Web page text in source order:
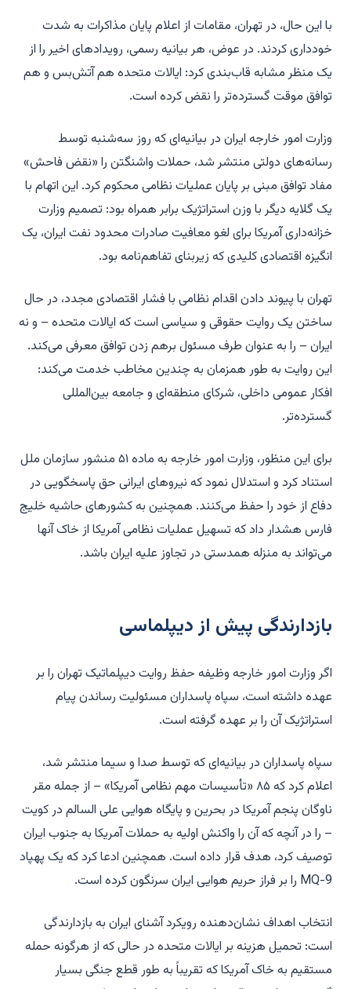
با این حال، در تهران، مقامات از اعلام پایان مذاکرات به شدت
خودداری کردند. در عوض، هر بیانیه رسمی، رویدادهای اخیر را از
یک منظر مشابه قاب‌بندی کرد: ایالات متحده هم آتش‌بس و هم
توافق موقت گسترده‌تر را نقض کرده است.
وزارت امور خارجه ایران در بیانیه‌ای که روز سه‌شنبه توسط
رسانه‌های دولتی منتشر شد، حملات واشنگتن را «نقض فاحش»
مفاد توافق مبنی بر پایان عملیات نظامی محکوم کرد. این اتهام با
یک گلایه دیگر با وزن استراتژیک برابر همراه بود: تصمیم وزارت
خزانه‌داری آمریکا برای لغو معافیت صادرات محدود نفت ایران، یک
انگیزه اقتصادی کلیدی که زیربنای تفاهم‌نامه بود.
تهران با پیوند دادن اقدام نظامی با فشار اقتصادی مجدد، در حال
ساختن یک روایت حقوقی و سیاسی است که ایالات متحده – و نه
ایران – را به عنوان طرف مسئول برهم زدن توافق معرفی می‌کند.
این روایت به طور همزمان به چندین مخاطب خدمت می‌کند:
افکار عمومی داخلی، شرکای منطقه‌ای و جامعه بین‌المللی
گسترده‌تر.
برای این منظور، وزارت امور خارجه به ماده ۵۱ منشور سازمان ملل
استناد کرد و استدلال نمود که نیروهای ایرانی حق پاسخگویی در
دفاع از خود را حفظ می‌کنند. همچنین به کشورهای حاشیه خلیج
فارس هشدار داد که تسهیل عملیات نظامی آمریکا از خاک آنها
می‌تواند به منزله همدستی در تجاوز علیه ایران باشد.
بازدارندگی پیش از دیپلماسی
اگر وزارت امور خارجه وظیفه حفظ روایت دیپلماتیک تهران را بر
عهده داشته است، سپاه پاسداران مسئولیت رساندن پیام
استراتژیک آن را بر عهده گرفته است.
سپاه پاسداران در بیانیه‌ای که توسط صدا و سیما منتشر شد،
اعلام کرد که ۸۵ «تأسیسات مهم نظامی آمریکا» – از جمله مقر
ناوگان پنجم آمریکا در بحرین و پایگاه هوایی علی السالم در کویت
– را در آنچه که آن را واکنش اولیه به حملات آمریکا به جنوب ایران
توصیف کرد، هدف قرار داده است. همچنین ادعا کرد که یک پهپاد
MQ-9 را بر فراز حریم هوایی ایران سرنگون کرده است.
انتخاب اهداف نشان‌دهنده رویکرد آشنای ایران به بازدارندگی
است: تحمیل هزینه بر ایالات متحده در حالی که از هرگونه حمله
مستقیم به خاک آمریکا که تقریباً به طور قطع جنگی بسیار